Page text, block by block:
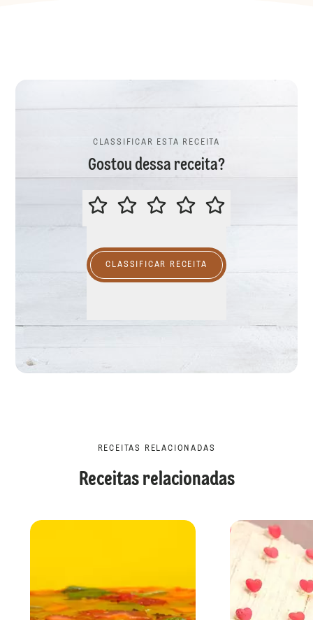
CLASSIFICAR ESTA RECEITA
Gostou dessa receita?
CLASSIFICAR ESTA RECEITA
CLASSIFICAR RECEITA
RECEITAS RELACIONADAS
Receitas relacionadas